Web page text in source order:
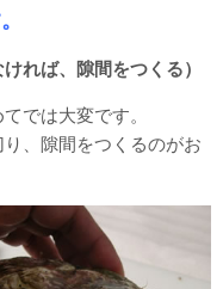
れば、隙間をつくる）
では大変です。
、隙間をつくるのがお